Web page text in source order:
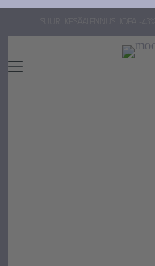
SUURI KESÄALENNUS JOPA -